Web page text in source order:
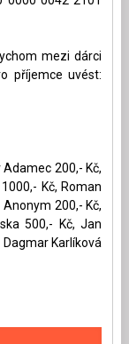
mezi dárci
příjemce uvést:
Adamec 200,- Kč,
Kč, Roman
Anonym 200,- Kč,
500,- Kč, Jan
Dagmar Karlíková